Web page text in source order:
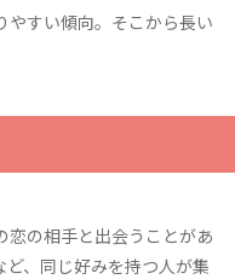
やすい傾向。そこから長い
恋の相手と出会うことがあ
、同じ好みを持つ人が集